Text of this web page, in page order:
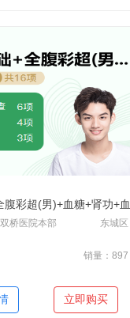
＋加入对比
彩超(男)+血糖+肾功+血脂+肝功
桥医院本部 东城区
销量：897
立即购买